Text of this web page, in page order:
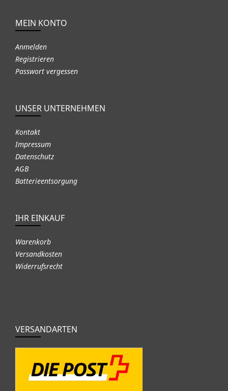
MEIN KONTO
Anmelden
Registrieren
Passwort vergessen
UNSER UNTERNEHMEN
Kontakt
Impressum
Datenschutz
AGB
Batterieentsorgung
IHR EINKAUF
Warenkorb
Versandkosten
Widerrufsrecht
VERSANDARTEN